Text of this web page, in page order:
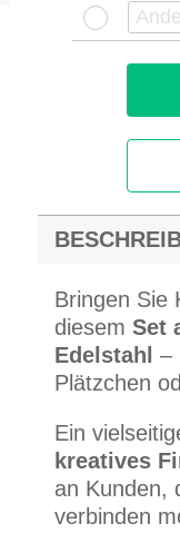
Bringen Sie
diesem Set
Edelstahl –
Plätzchen
Ein
kreatives
an Kunden,
verbinden